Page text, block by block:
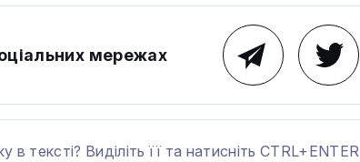
мережах
тексті? Виділіть її та натисніть CTRL+ENTER